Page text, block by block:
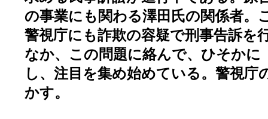
の事業にも関わる澤田氏の関係者。
警視庁にも詐欺の容疑で刑事告訴を
なか、この問題に絡んで、ひそかに
し、注目を集め始めている。警視庁
かす。